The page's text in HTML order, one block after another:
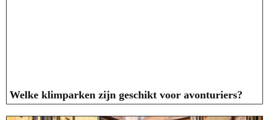
Welke klimparken zijn geschikt voor avonturiers?